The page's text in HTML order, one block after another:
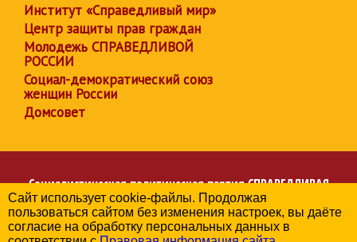
Институт «Справедливый мир»
Центр защиты прав граждан
Молодежь СПРАВЕДЛИВОЙ
РОССИИ
Социал-демократический союз
женщин России
Домсовет
Социалистическая политическая партияСПРАВЕДЛИВАЯ
РОССИЯ
Региональное отделение партии в Алтайском крае
© 2006-2026
Сайт использует cookie-файлы. Продолжая
пользоваться сайтом без изменения настроек, вы даёте
согласие на обработку персональных данных в